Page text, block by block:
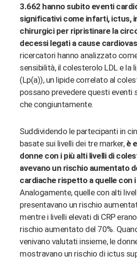
3.662 hanno subito eventi
significativi come infarti, ictus,
chirurgici per ripristinare la
decessi legati a cause
ricercatori hanno analizzato
sensibilità, il colesterolo LDL e la
(Lp(a)), un lipide correlato al
possano prevedere questi eventi
che congiuntamente.
Suddividendo le partecipanti in
basate sui livelli dei tre marker, è
donne con i più alti livelli di
avevano un rischio aumentato
cardiache rispetto a quelle con i
Analogamente, quelle con alti
presentavano un rischio
mentre i livelli elevati di CRP
rischio aumentato del 70%.
venivano valutati insieme, le
mostravano un rischio di ictus